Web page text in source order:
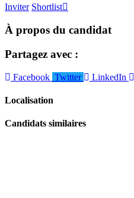
Inviter Shortlist
À propos du candidat
Partagez avec :
Facebook Twitter LinkedIn
Localisation
Candidats similaires